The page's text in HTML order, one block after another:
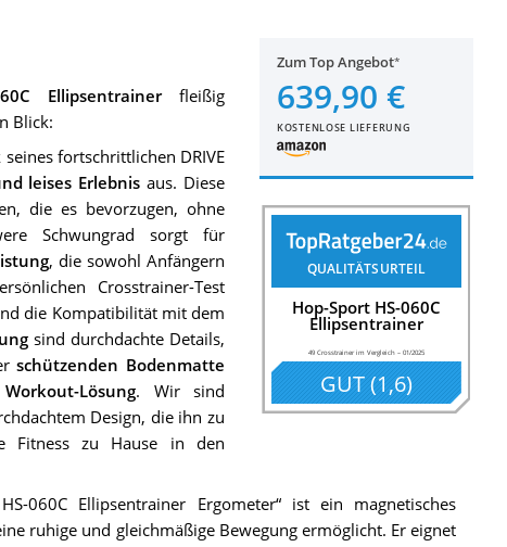
Zum Top Angebot
639,90 €
KOSTENLOSE LIEFERUNG
QUALITÄTSURTEIL
Hop-Sport HS-060C
Ellipsentrainer
49 Crosstrainer im Vergleich– 01/2025
GUT(1,6)
Ellipsentrainerfleißig
Blick:
fortschrittlichen DRIVE
leises Erlebnis aus. Diese
die es bevorzugen, ohne
Schwungrad sorgt für
, die sowohl Anfängern
Crosstrainer-Test
die Kompatibilität mit dem
sind durchdachte Details,
schützenden Bodenmatte
Lösung. Wir sind
Design, die ihn zu
Fitness zu Hause in den
060C Ellipsentrainer Ergometer“ ist ein magnetisches
ruhige und gleichmäßige Bewegung ermöglicht. Er eignet